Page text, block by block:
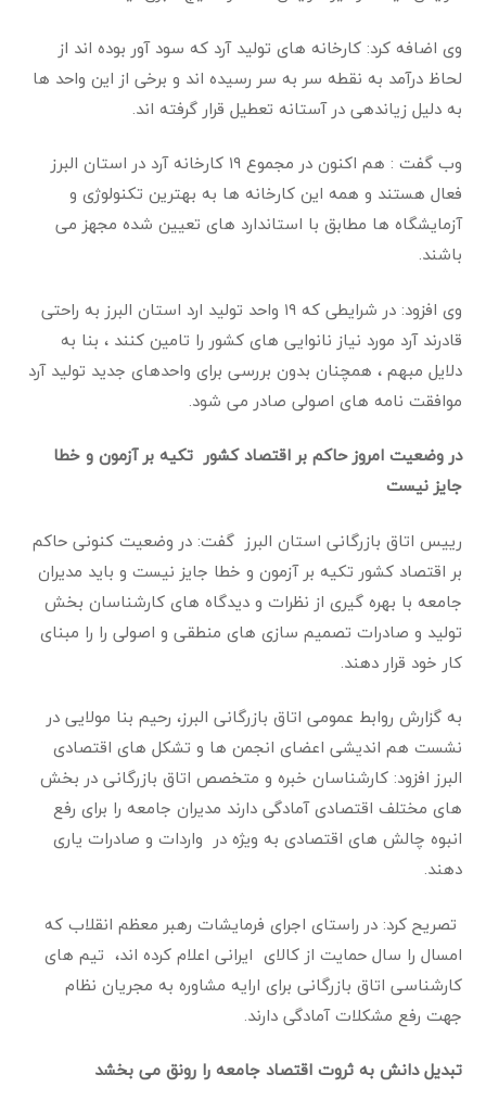
وی اضافه کرد: کارخانه های تولید آرد که سود آور بوده اند از
لحاظ درآمد به نقطه سر به سر رسیده اند و برخی از این واحد ها
به دلیل زیاندهی در آستانه تعطیل قرار گرفته اند.
وب گفت : هم اکنون در مجموع ۱۹ کارخانه آرد در استان البرز
فعال هستند و همه این کارخانه ها به بهترین تکنولوژی و
آزمایشگاه ها مطابق با استاندارد های تعیین شده مجهز می
باشند.
وی افزود: در شرایطی که ۱۹ واحد تولید ارد استان البرز به راحتی
قادرند آرد مورد نیاز نانوایی های کشور را تامین کنند ، بنا به
دلایل مبهم ، همچنان بدون بررسی برای واحدهای جدید تولید آرد
موافقت نامه های اصولی صادر می شود.
در وضعیت امروز حاکم بر اقتصاد کشور تکیه بر آزمون و خطا
جایز نیست
رییس اتاق بازرگانی استان البرز گفت: در وضعیت کنونی حاکم
بر اقتصاد کشور تکیه بر آزمون و خطا جایز نیست و باید مدیران
جامعه با بهره گیری از نظرات و دیدگاه های کارشناسان بخش
تولید و صادرات تصمیم سازی های منطقی و اصولی را را مبنای
کار خود قرار دهند.
به گزارش روابط عمومی اتاق بازرگانی البرز، رحیم بنا مولایی در
نشست هم اندیشی اعضای انجمن ها و تشکل های اقتصادی
البرز افزود: کارشناسان خبره و متخصص اتاق بازرگانی در بخش
های مختلف اقتصادی آمادگی دارند مدیران جامعه را برای رفع
انبوه چالش های اقتصادی به ویژه در واردات و صادرات یاری
دهند.
تصریح کرد: در راستای اجرای فرمایشات رهبر معظم انقلاب که
امسال را سال حمایت از کالای ایرانی اعلام کرده اند، تیم های
کارشناسی اتاق بازرگانی برای ارایه مشاوره به مجریان نظام
جهت رفع مشکلات آمادگی دارند.
تبدیل دانش به ثروت اقتصاد جامعه را رونق می بخشد